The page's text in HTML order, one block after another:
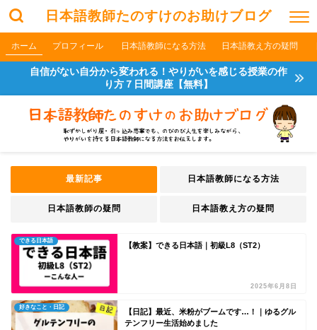
日本語教師たのすけのお助けブログ
ホーム プロフィール 日本語教師になる方法 日本語教え方の疑問
自信がない自分から変われる！やりがいを感じる授業の作
り方７日間講座【無料】
最新記事 日本語教師になる方法
日本語教師の疑問 日本語教え方の疑問
できる日本語
【教案】できる日本語｜初級L8（ST2）
2025年6月8日
好きなこと・日記
【日記】最近、米粉がブームです…！｜ゆるグル
テンフリー生活始めました